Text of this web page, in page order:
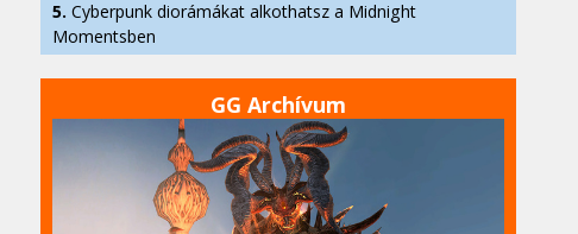
5. Cyberpunk diorámákat alkothatsz a Midnight
Momentsben
GG Archívum